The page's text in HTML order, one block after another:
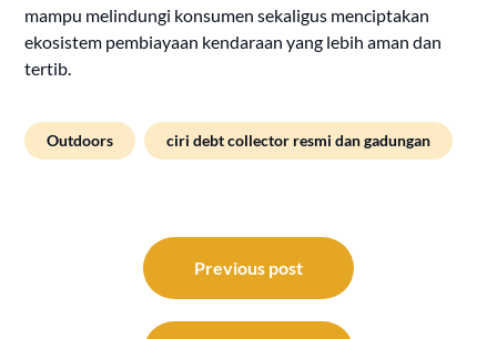
mampu melindungi konsumen sekaligus menciptakan
ekosistem pembiayaan kendaraan yang lebih aman dan
tertib.
Outdoors ciri debt collector resmi dan gadungan
navigation
Previous post